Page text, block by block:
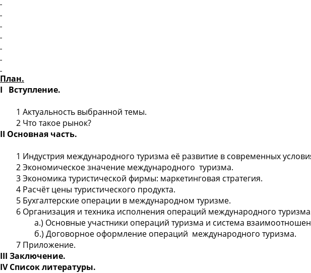
План.
I
Вступление.
1 Актуальность выбранной темы.
2 Что такое рынок?
II Основная часть.
1 Индустрия международного туризма её развитие в современных
2 Экономическое значение международного туризма.
3 Экономика туристической фирмы: маркетинговая стратегия.
4 Расчёт цены туристического продукта.
5 Бухгалтерские операции в международном туризме.
6 Организация и техника исполнения операций международного
а.) Основные участники операций туризма и система
б.) Договорное оформление операций международного туризма.
7 Приложение.
III Заключение.
IVСписок литературы.